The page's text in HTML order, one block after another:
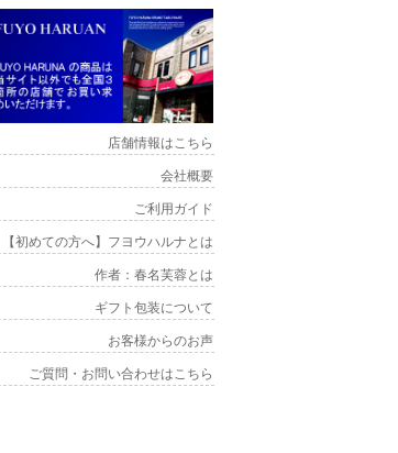
店舗情報はこちら
会社概要
ご利用ガイド
【初めての方へ】フヨウハルナとは
作者：春名芙蓉とは
ギフト包装について
お客様からのお声
ご質問・お問い合わせはこちら